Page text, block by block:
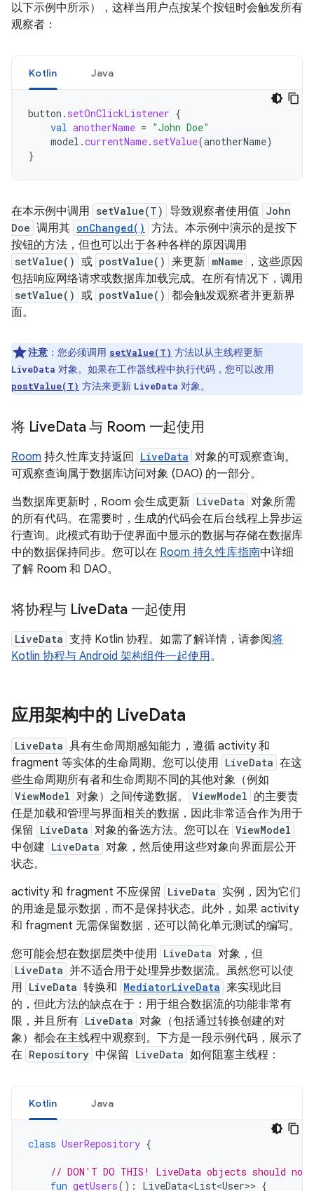
以下示例中所示），这样当用户点按某个按钮时会触发所有
观察者：
Kotlin Java
button . setOnClickListener {
val anotherName = "John Doe"
model .currentName. setValue(anotherName)
}
在本示例中调用 setValue(T) 导致观察者使用值 John
Doe 调用其 onChanged() 方法。本示例中演示的是按下
按钮的方法，但也可以出于各种各样的原因调用
setValue() 或 postValue() 来更新 mName
，这些原因
包括响应网络请求或数据库加载完成。在所有情况下，调用
setValue() 或 postValue() 都会触发观察者并更新界
面。
注意 ：您必须调用 setValue(T) 方法以从主线程更新
LiveData 对象。如果在工作器线程中执行代码，您可以改用
postValue(T) 方法来更新 LiveData 对象。
将 LiveData 与 Room 一起使用
Room 持久性库支持返回 LiveData 对象的可观察查询。
可观察查询属于数据库访问对象 (DAO) 的一部分。
当数据库更新时，Room 会生成更新 LiveData 对象所需
的所有代码。在需要时，生成的代码会在后台线程上异步运
行查询。此模式有助于使界面中显示的数据与存储在数据库
中的数据保持同步。您可以在 Room 持久性库指南中详细
了解 Room 和 DAO。
将协程与 LiveData 一起使用
LiveData 支持 Kotlin 协程。如需了解详情，请参阅将
Kotlin 协程与 Android 架构组件一起使用。
应用架构中的 LiveData
LiveData 具有生命周期感知能力，遵循 activity 和
fragment 等实体的生命周期。您可以使用 LiveData 在这
些生命周期所有者和生命周期不同的其他对象（例如
ViewModel 对象）之间传递数据。 ViewModel 的主要责
任是加载和管理与界面相关的数据，因此非常适合作为用于
保留
LiveData 对象的备选方法。您可以在 ViewModel
中创建 LiveData 对象，然后使用这些对象向界面层公开
状态。
activity 和 fragment 不应保留
LiveData 实例，因为它们
的用途是显示数据，而不是保持状态。此外，如果 activity
和 fragment 无需保留数据，还可以简化单元测试的编写。
您可能会想在数据层类中使用 LiveData 对象，但
LiveData 并不适合用于处理异步数据流。虽然您可以使
用 LiveData 转换和 MediatorLiveData 来实现此目
的，但此方法的缺点在于：用于组合数据流的功能非常有
限，并且所有 LiveData 对象（包括通过转换创建的对
象）都会在主线程中观察到。下方是一段示例代码，展示了
在 Repository 中保留 LiveData 如何阻塞主线程：
Kotlin Java
class UserRepository {
// DON'T DO THIS! LiveData objects should
fun getUsers(): LiveData<List<User>> {